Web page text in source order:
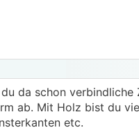
da schon verbindliche
ab. Mit Holz bist du
etc.